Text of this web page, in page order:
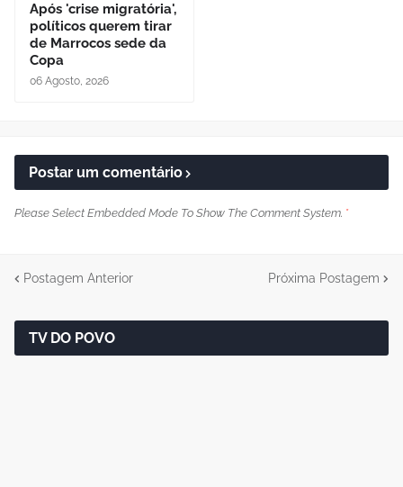
Após 'crise migratória',
políticos querem tirar
de Marrocos sede da
Copa
06 Agosto, 2026
Postar um comentário
Please Select Embedded Mode To Show The Comment System. *
Postagem Anterior Próxima Postagem
TV DO POVO